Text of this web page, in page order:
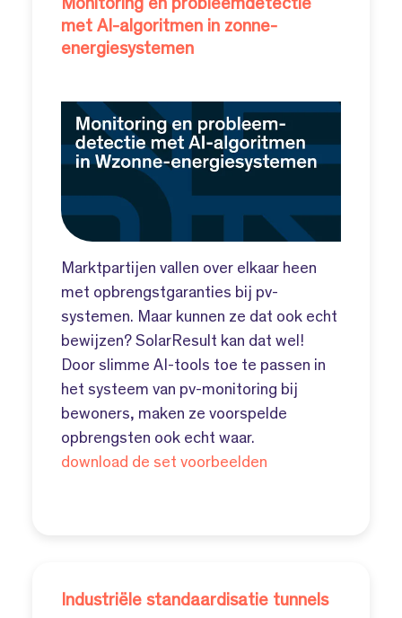
Monitoring en probleemdetectie
met AI-algoritmen in zonne-
energiesystemen
Marktpartijen vallen over elkaar heen
met opbrengstgaranties bij pv-
systemen. Maar kunnen ze dat ook echt
bewijzen? SolarResult kan dat wel!
Door slimme AI-tools toe te passen in
het systeem van pv-monitoring bij
bewoners, maken ze voorspelde
opbrengsten ook echt waar.
download de set voorbeelden
Industriële standaardisatie tunnels